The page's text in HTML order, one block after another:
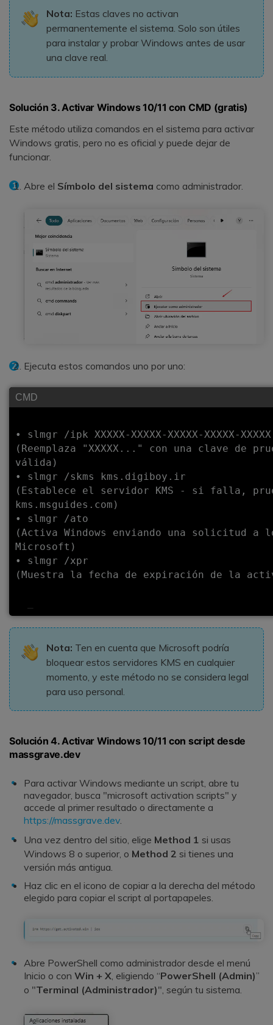
Nota: Estas claves no activan
permanentemente el sistema. Solo son útiles
para instalar y probar Windows antes de usar
una clave real.
Solución 3. Activar Windows 10/11 con CMD (gratis)
Este método utiliza comandos en el sistema para activar
Windows gratis, pero no es oficial y puede dejar de
funcionar.
Abre el Símbolo del sistema como administrador.
Ejecuta estos comandos uno por uno:
CMD
• slmgr /ipk XXXXX-XXXXX-XXXXX-XXXXX-XXXXX
(Reemplaza "XXXXX..." con una clave de
válida)
• slmgr /skms kms.digiboy.ir
(Establece el servidor KMS - si falla,
kms.msguides.com)
• slmgr /ato
(Activa Windows enviando una solicitud a
Microsoft)
• slmgr /xpr
(Muestra la fecha de expiración de la
Nota: Ten en cuenta que Microsoft podría
bloquear estos servidores KMS en cualquier
momento, y este método no se considera legal
para uso personal.
Solución 4. Activar Windows 10/11 con script desde
massgrave.dev
Para activar Windows mediante un script, abre tu
navegador, busca "microsoft activation scripts" y
accede al primer resultado o directamente a
https://massgrave.dev
Una vez dentro del sitio, elige Method 1 si usas
Windows 8 o superior, o Method 2 si tienes una
versión más antigua.
Haz clic en el icono de copiar a la derecha del método
elegido para copiar el script al portapapeles.
Abre PowerShell como administrador desde el menú
Inicio o con Win + X, eligiendo “PowerShell (Admin)”
o "Terminal (Administrador)", según tu sistema.